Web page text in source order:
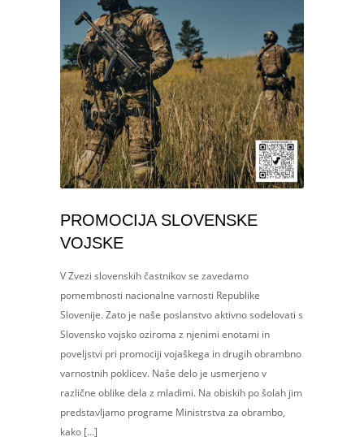
PROMOCIJA SLOVENSKE
VOJSKE
V Zvezi slovenskih častnikov se zavedamo
pomembnosti nacionalne varnosti Republike
Slovenije. Zato je naše poslanstvo aktivno sodelovati s
Slovensko vojsko oziroma z njenimi enotami in
poveljstvi pri promociji vojaškega in drugih obrambno
varnostnih poklicev. Naše delo je usmerjeno v
različne oblike dela z mladimi. Na obiskih po šolah jim
predstavljamo programe Ministrstva za obrambo,
kako […]